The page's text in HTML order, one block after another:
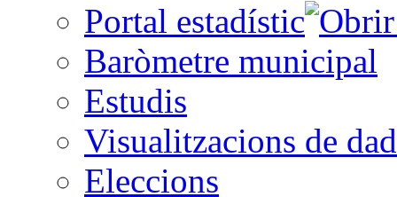
Portal estadístic
Baròmetre municipal
Estudis
Visualitzacions de
Eleccions